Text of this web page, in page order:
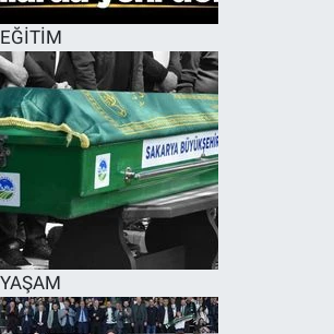
EĞİTİM
YAŞAM